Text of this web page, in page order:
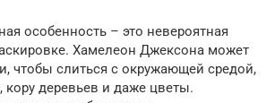
особенность – это невероятная
Хамелеон Джексона может
чтобы слиться с окружающей средой,
кору деревьев и даже цветы.